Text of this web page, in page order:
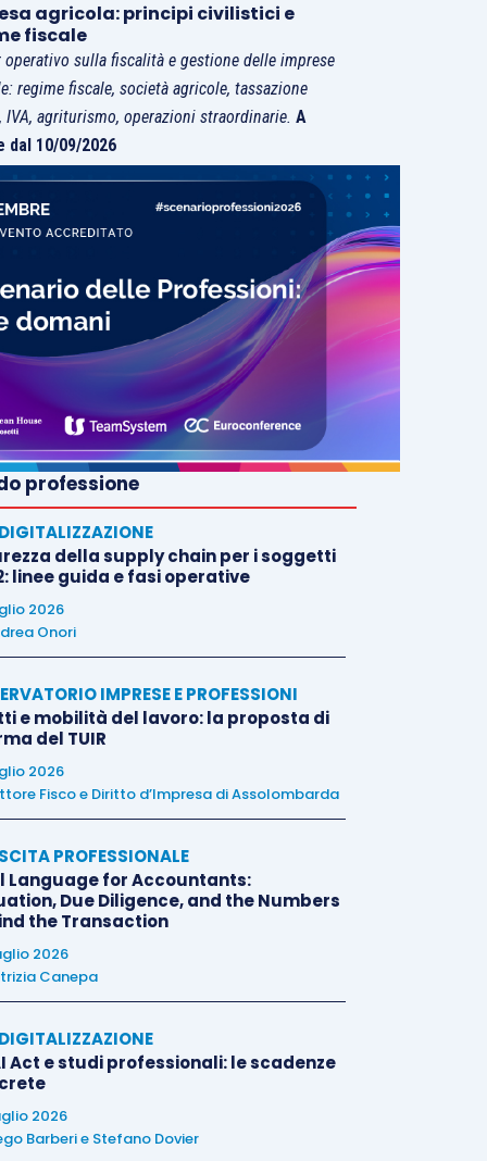
agricola: principi civilistici e
fiscale
operativo sulla fiscalità e gestione delle imprese
regime fiscale, società agricole, tassazione
IVA, agriturismo, operazioni straordinarie.A
dal 10/09/2026
professione
della supply chain per i soggetti
linee guida e fasi operative
2026
Onori
IMPRESE E PROFESSIONI
e mobilità del lavoro: la proposta di
del TUIR
2026
Fisco e Diritto d’Impresa di Assolombarda
PROFESSIONALE
Language for Accountants:
Due Diligence, and the Numbers
the Transaction
2026
Canepa
Act e studi professionali: le scadenze
2026
Barberie Stefano Dovier